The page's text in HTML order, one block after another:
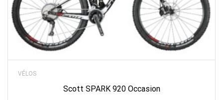
VÉLOS
Scott SPARK 920 Occasion